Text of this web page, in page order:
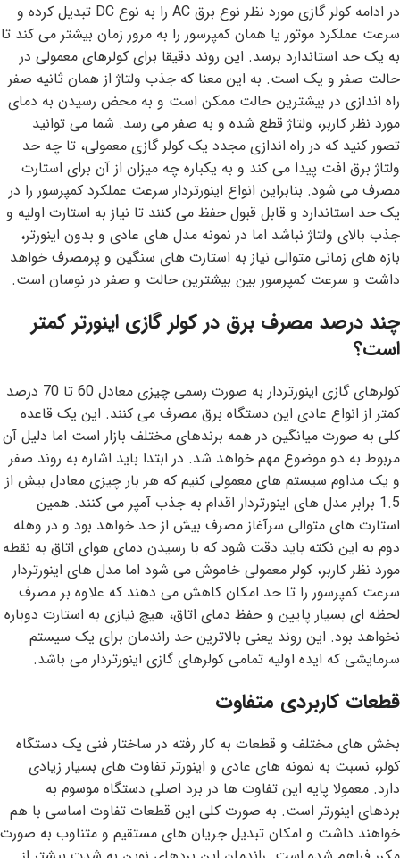
در ادامه کولر گازی مورد نظر نوع برق AC را به نوع DC تبدیل کرده و
سرعت عملکرد موتور یا همان کمپرسور را به مرور زمان بیشتر می کند تا
به یک حد استاندارد برسد. این روند دقیقا برای کولرهای معمولی در
حالت صفر و یک است. به این معنا که جذب ولتاژ از همان ثانیه صفر
راه اندازی در بیشترین حالت ممکن است و به محض رسیدن به دمای
مورد نظر کاربر، ولتاژ قطع شده و به صفر می رسد. شما می توانید
تصور کنید که در راه اندازی مجدد یک کولر گازی معمولی، تا چه حد
ولتاژ برق افت پیدا می کند و به یکباره چه میزان از آن برای استارت
مصرف می شود. بنابراین انواع اینورتردار سرعت عملکرد کمپرسور را در
یک حد استاندارد و قابل قبول حفظ می کنند تا نیاز به استارت اولیه و
جذب بالای ولتاژ نباشد اما در نمونه مدل های عادی و بدون اینورتر،
بازه های زمانی متوالی نیاز به استارت های سنگین و پرمصرف خواهد
داشت و سرعت کمپرسور بین بیشترین حالت و صفر در نوسان است.
چند درصد مصرف برق در کولر گازی اینورتر کمتر
است؟
کولرهای گازی اینورتردار به صورت رسمی چیزی معادل 60 تا 70 درصد
کمتر از انواع عادی این دستگاه برق مصرف می کنند. این یک قاعده
کلی به صورت میانگین در همه برندهای مختلف بازار است اما دلیل آن
مربوط به دو موضوع مهم خواهد شد. در ابتدا باید اشاره به روند صفر
و یک مداوم سیستم های معمولی کنیم که هر بار چیزی معادل بیش از
1.5 برابر مدل های اینورتردار اقدام به جذب آمپر می کنند. همین
استارت های متوالی سرآغاز مصرف بیش از حد خواهد بود و در وهله
دوم به این نکته باید دقت شود که با رسیدن دمای هوای اتاق به نقطه
مورد نظر کاربر، کولر معمولی خاموش می شود اما مدل های اینورتردار
سرعت کمپرسور را تا حد امکان کاهش می دهند که علاوه بر مصرف
لحظه ای بسیار پایین و حفظ دمای اتاق، هیچ نیازی به استارت دوباره
نخواهد بود. این روند یعنی بالاترین حد راندمان برای یک سیستم
سرمایشی که ایده اولیه تمامی کولرهای گازی اینورتردار می باشد.
قطعات کاربردی متفاوت
بخش های مختلف و قطعات به کار رفته در ساختار فنی یک دستگاه
کولر، نسبت به نمونه های عادی و اینورتر تفاوت های بسیار زیادی
دارد. معمولا پایه این تفاوت ها در برد اصلی دستگاه موسوم به
بردهای اینورتر است. به صورت کلی این قطعات تفاوت اساسی با هم
خواهند داشت و امکان تبدیل جریان های مستقیم و متناوب به صورت